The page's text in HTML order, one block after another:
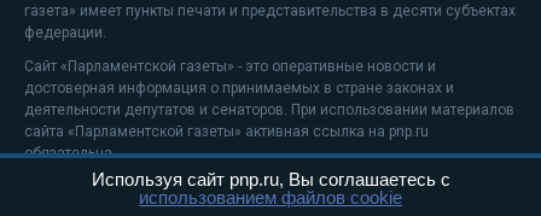
газета» имеет пункты печати и представительства в десяти субъектах
федерации.
Сайт «Парламентской газеты» - это оперативные новости и
достоверная информация о принимаемых в стране законах и
деятельности депутатов и сенаторов. При использовании материалов
сайта «Парламентской газеты» активная ссылка на pnp.ru
обязательна.
На информационном ресурсе применяютсярекомендательные
Используя сайт pnp.ru, Вы соглашаетесь с
использованием файлов cookie